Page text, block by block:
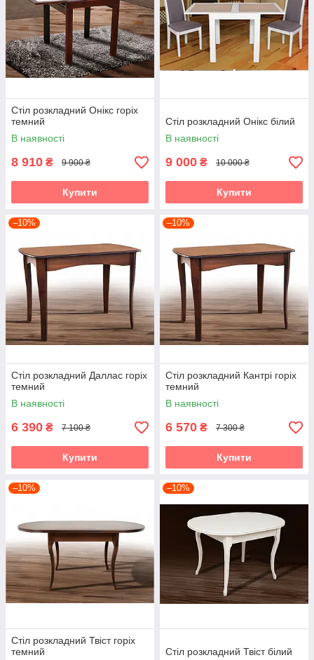
Стіл розкладний Онікс горіх
темний
В наявності
8 910 ₴ 9 900 ₴
Купити
Стіл розкладний Онікс білий
В наявності
9 000 ₴ 10 000 ₴
Купити
–10%
Стіл розкладний Даллас горіх
темний
В наявності
6 390 ₴ 7 100 ₴
Купити
–10%
Стіл розкладний Кантрі горіх
темний
В наявності
6 570 ₴ 7 300 ₴
Купити
–10%
Стіл розкладний Твіст горіх
темний
–10%
Стіл розкладний Твіст білий